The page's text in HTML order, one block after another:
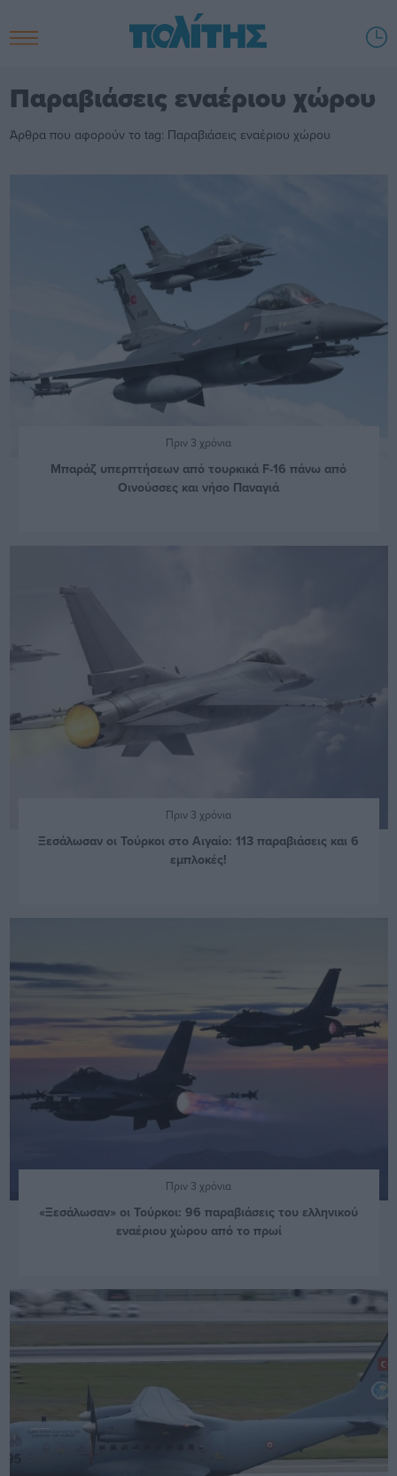
Παραβιάσεις εναέριου χώρου
Άρθρα που αφορούν το tag: Παραβιάσεις εναέριου χώρου
Πριν 3 χρόνια
Μπαράζ υπερπτήσεων από τουρκικά F-16 πάνω από
Οινούσσες και νήσο Παναγιά
Πριν 3 χρόνια
Ξεσάλωσαν οι Τούρκοι στο Αιγαίο: 113 παραβιάσεις και 6
εμπλοκές!
Πριν 3 χρόνια
«Ξεσάλωσαν» οι Τούρκοι: 96 παραβιάσεις του ελληνικού
εναέριου χώρου από το πρωί